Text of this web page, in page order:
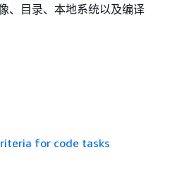
、目录、本地系统以及编译
for code tasks